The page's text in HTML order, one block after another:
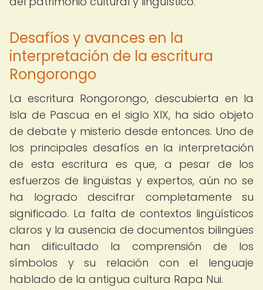
Desafíos y avances en la
interpretación de la escritura
Rongorongo
La escritura Rongorongo, descubierta en la
Isla de Pascua en el siglo XIX, ha sido objeto
de debate y misterio desde entonces. Uno de
los principales desafíos en la interpretación
de esta escritura es que, a pesar de los
esfuerzos de lingüistas y expertos, aún no se
ha logrado descifrar completamente su
significado. La falta de contextos lingüísticos
claros y la ausencia de documentos bilingües
han dificultado la comprensión de los
símbolos y su relación con el lenguaje
hablado de la antigua cultura Rapa Nui.